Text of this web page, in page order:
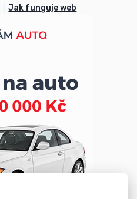
Jak funguje web